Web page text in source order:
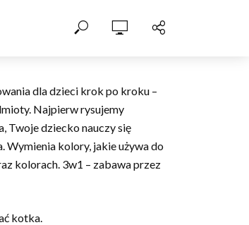
dla dzieci krok po kroku –
Najpierw rysujemy
Twoje dziecko nauczy się
Wymienia kolory, jakie używa do
kolorach. 3w1 – zabawa przez
kotka.